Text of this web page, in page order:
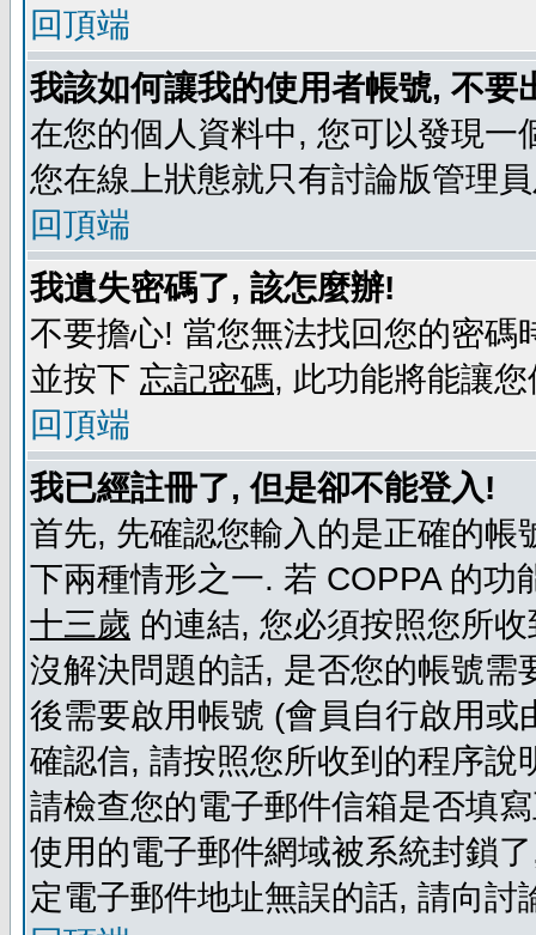
回頂端
我該如何讓我的使用者帳號, 不
在您的個人資料中, 您可以發現一
您在線上狀態就只有討論版管理
回頂端
我遺失密碼了, 該怎麼辦!
不要擔心! 當您無法找回您的密
並按下 忘記密碼, 此功能將能讓
回頂端
我已經註冊了, 但是卻不能登入!
首先, 先確認您輸入的是正確的
下兩種情形之一. 若 COPPA 的
十三歲 的連結, 您必須按照您所
沒解決問題的話, 是否您的帳號
後需要啟用帳號 (會員自行啟用
確認信, 請按照您所收到的程序
請檢查您的電子郵件信箱是否填
使用的電子郵件網域被系統封鎖
定電子郵件地址無誤的話, 請向